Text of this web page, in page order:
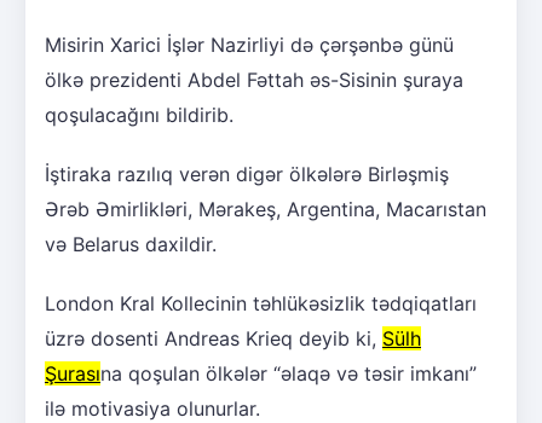
Misirin Xarici İşlər Nazirliyi də çərşənbə günü
ölkə prezidenti Abdel Fəttah əs-Sisinin şuraya
qoşulacağını bildirib.
İştiraka razılıq verən digər ölkələrə Birləşmiş
Ərəb Əmirlikləri, Mərakeş, Argentina, Macarıstan
və Belarus daxildir.
London Kral Kollecinin təhlükəsizlik tədqiqatları
üzrə dosenti Andreas Krieq deyib ki, Sülh
Şurasına qoşulan ölkələr “əlaqə və təsir imkanı”
ilə motivasiya olunurlar.